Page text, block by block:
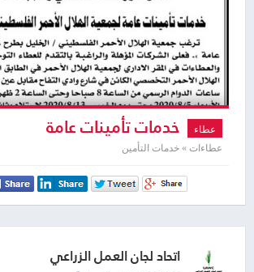
عطاء خدمات تأمينات عامة
عطاءات » خدمات التأمين
اتحاد لجان العمل الزراعي